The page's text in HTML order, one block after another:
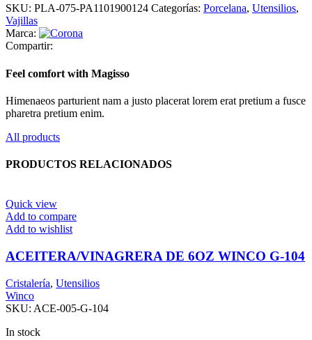
SKU: PLA-075-PA1101900124 Categorías: Porcelana, Utensilios,
Vajillas
Marca:
Compartir:
Feel comfort with Magisso
Himenaeos parturient nam a justo placerat lorem erat pretium a fusce
pharetra pretium enim.
All products
PRODUCTOS RELACIONADOS
Quick view
Add to compare
Add to wishlist
ACEITERA/VINAGRERA DE 6OZ WINCO G-104
Cristalería, Utensilios
Winco
SKU: ACE-005-G-104
In stock